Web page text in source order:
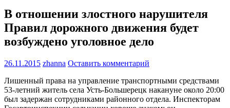
В отношении злостного нарушителя
Правил дорожного движения будет
возбуждено уголовное дело
26.11.2015 zhanna Оставить комментарий
Лишенный права на управление транспортными средствами
53-летний житель села Усть-Большерецк накануне около 20:00
был задержан сотрудниками районного отдела. Инспекторам